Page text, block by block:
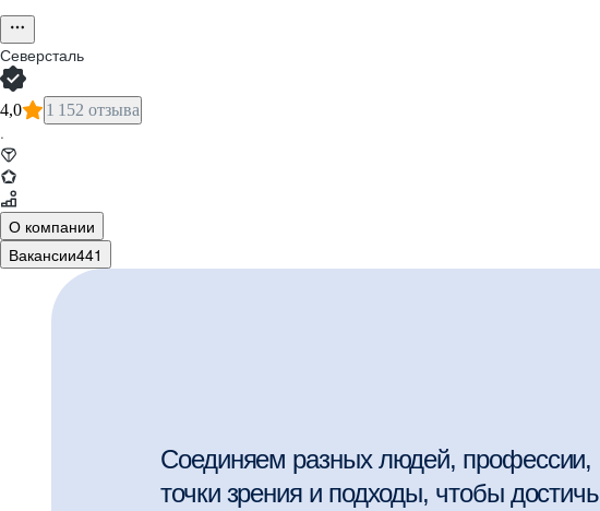
Северсталь
4,0 1 152 отзыва
·
О компании
Вакансии441
Соединяем разных людей, профессии,
точки зрения и подходы, чтобы достичь